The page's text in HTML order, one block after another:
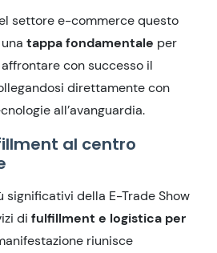
settore e-commerce questo
tappa fondamentale per
con successo il
direttamente con
all’avanguardia.
al centro
significativi della E-Trade Show
di fulfillment e logistica per
riunisce